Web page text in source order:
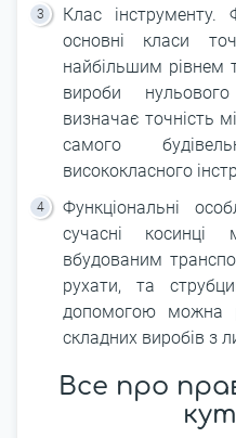
Клас інструменту.
основні класи
найбільшим рівнем
вироби
визначає точність
самого
висококласного
Функціональні
сучасні косинці
вбудованим
рухати, та
допомогою можна
складних виробів з
Все про